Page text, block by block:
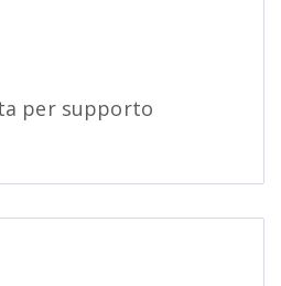
per supporto